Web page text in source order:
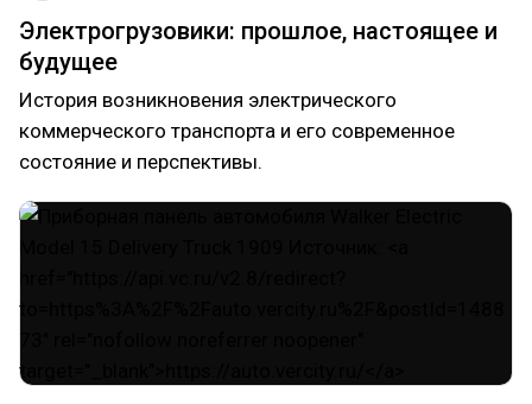
Электрогрузовики: прошлое, настоящее и
будущее
История возникновения электрического
коммерческого транспорта и его современное
состояние и перспективы.